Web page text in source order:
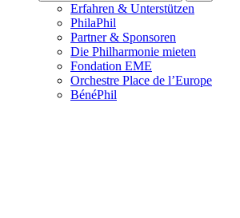
Erfahren & Unterstützen
PhilaPhil
Partner & Sponsoren
Die Philharmonie mieten
Fondation EME
Orchestre Place de l’Europe
BénéPhil